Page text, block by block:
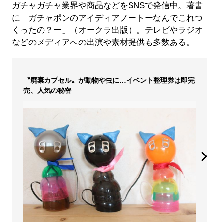
ガチャガチャ業界や商品などをSNSで発信中。著書
に「ガチャポンのアイディアノートーなんでこれつ
くったの？ー」（オークラ出版）。テレビやラジオ
などのメディアへの出演や素材提供も多数ある。
〝廃棄カプセル〟が動物や虫に…イベント整理券は即完
売、人気の秘密